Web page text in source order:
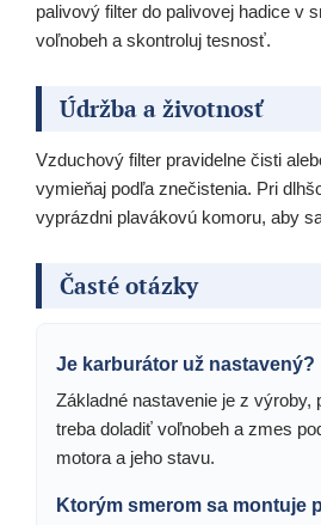
palivový filter do palivovej hadice v
voľnobeh a skontroluj tesnosť.
Údržba a životnosť
Vzduchový filter pravidelne čisti
vymieňaj podľa znečistenia. Pri
vyprázdni plavákovú komoru, aby
Časté otázky
Je karburátor už nastavený?
Základné nastavenie je z výroby,
treba doladiť voľnobeh a zmes
motora a jeho stavu.
Ktorým smerom sa montuje